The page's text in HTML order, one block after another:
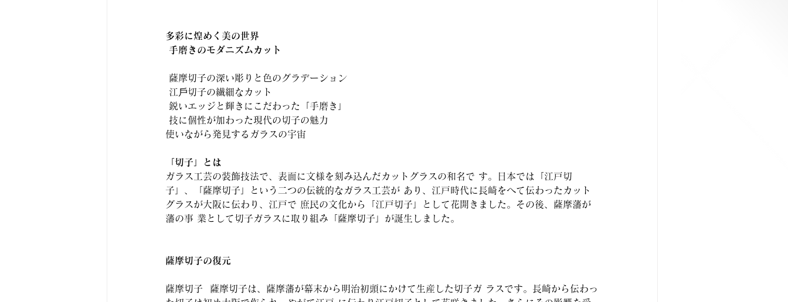
多彩に煌めく美の世界
手磨きのモダニズムカット
薩摩切子の深い彫りと色のグラデーション
江戶切子の繊細なカット
鋭いエッジと輝きにこだわった「手磨き」
技に個性が加わった現代の切子の魅力
使いながら発見するガラスの宇宙
「切子」とは
ガラス工芸の装飾技法で、表面に文様を刻み込んだカットグラスの和名で す。日本では「江戸切
子」、「薩摩切子」という二つの伝統的なガラス工芸が あり、江戸時代に長崎をへて伝わったカット
グラスが大阪に伝わり、江戸で 庶民の文化から「江戸切子」として花開きました。その後、薩摩藩が
藩の事 業として切子ガラスに取り組み「薩摩切子」が誕生しました。
薩摩切子の復元
薩摩切子  薩摩切子は、薩摩藩が幕末から明治初頭にかけて生産した切子ガ ラスです。長崎から伝わっ